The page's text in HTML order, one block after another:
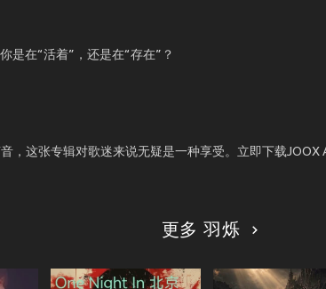
是在“活着”，还是在“存在”？
，这张专辑对歌迷来说无疑是一种享受。立即下载JOOX
更多 羽烁